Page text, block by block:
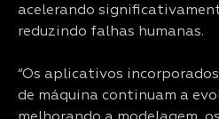
acelerando
reduzindo falhas humanas.
“Os aplicativos
de máquina continuam a